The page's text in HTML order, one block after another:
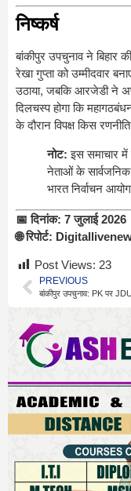
निष्कर्ष
बांकीपुर उपचुनाव ने बिहार
रेखा गुप्ता को उम्मीदवार
उठाया, जबकि आरजेडी ने
दिलचस्प होगा कि
के दौरान विपक्ष किस
नोट: इस समाचार में
नेताओं के सार्वजनिक
भारत निर्वाचन
📅 दिनांक: 7 जुलाई 2026
🌐 रिपोर्ट:
Post Views: 23
PREVIOUS